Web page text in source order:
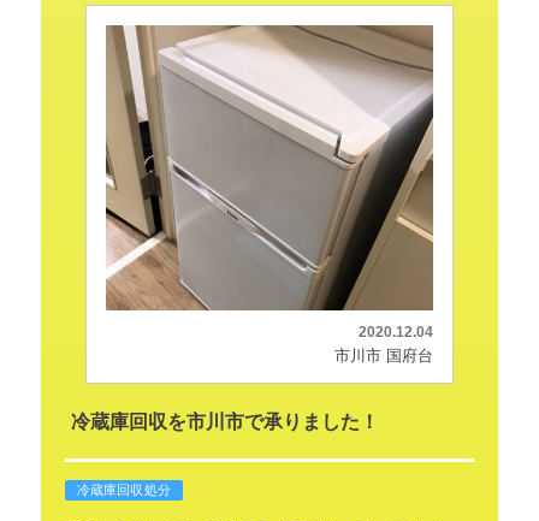
2020.12.04
市川市 国府台
冷蔵庫回収を市川市で承りました！
冷蔵庫回収処分